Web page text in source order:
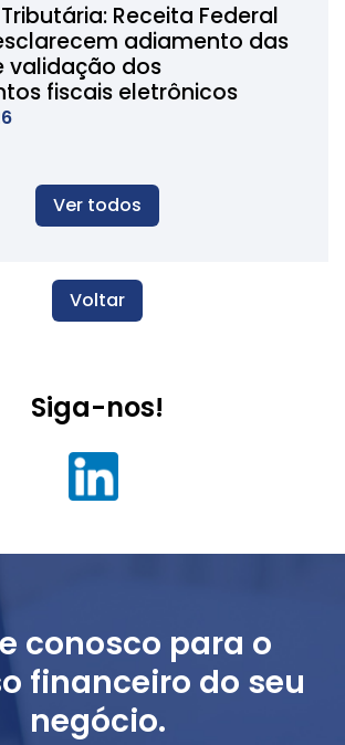
Receita Federal
adiamento das
validação dos
fiscais eletrônicos
Ver todos
Voltar
Siga-nos!
conosco para o
financeiro do seu
negócio.